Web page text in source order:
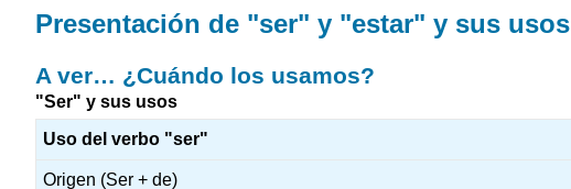
Presentación de "ser" y "estar" y sus usos
A ver… ¿Cuándo los usamos?
"Ser" y sus usos
Uso del verbo "ser"
Origen (Ser + de)